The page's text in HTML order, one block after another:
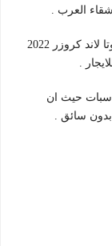
العرب .
بالتالي تويوتا لاند كروزر , تويوتا , لاند كروزر , تويوتا لاند كروزر 2022
حيث ان
بدون سائق .